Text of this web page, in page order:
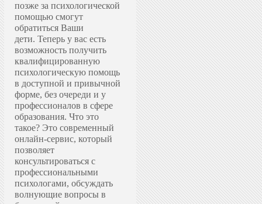
позже за психологической
помощью смогут
обратиться Ваши
дети. Теперь у вас есть
возможность получить
квалифицированную
психологическую помощь
в доступной и привычной
форме, без очереди и у
профессионалов в сфере
образования. Что это
такое? Это современный
онлайн-сервис, который
позволяет
консультироваться с
профессиональными
психологами, обсуждать
волнующие вопросы в